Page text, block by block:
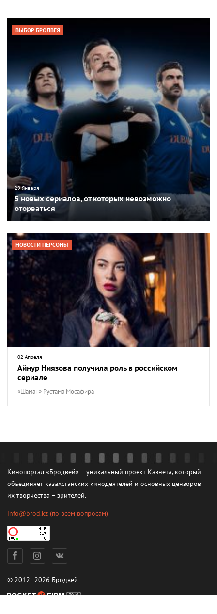
ВЫБОР БРОДВЕЯ
29 Января
5 новых сериалов, от которых невозможно
оторваться
НОВОСТИ ПЕРСОНЫ
02 Апреля
Айнур Ниязова получила роль в российском
сериале
«Шаман» Рустама Мосафира
Кинопортал «Бродвей» – уникальный проект Казнета, который
объединяет казахстанских кинодеятелей и основных цензоров
их творчества – зрителей.
info@brod.kz (по всем вопросам)
© 2012–2026 Бродвей